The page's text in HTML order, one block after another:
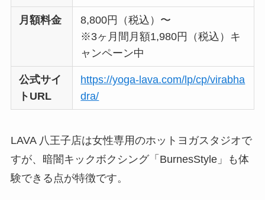
月額料金
8,800円（税込）〜
※3ヶ月間月額1,980円（税込）キ
ャンペーン中
公式サイ
トURL
https://yoga-lava.com/lp/cp/virabha
dra/
LAVA 八王子店は女性専用のホットヨガスタジオで
すが、暗闇キックボクシング「BurnesStyle」も体
験できる点が特徴です。